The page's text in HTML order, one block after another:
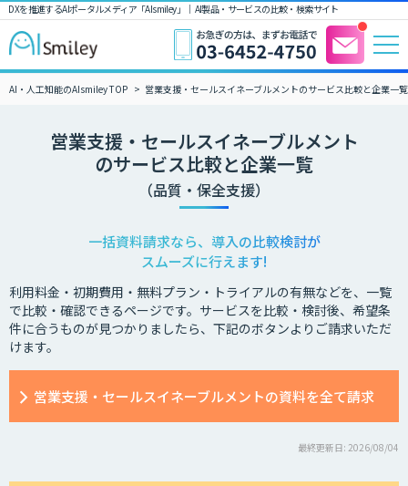
DXを推進するAIポータルメディア「AIsmiley」｜ AI製品・サービスの比較・検索サイト
AI・人工知能のAIsmiley TOP 営業支援・セールスイネーブルメントのサービス比較と企業一
営業支援・セールスイネーブルメント
のサービス比較と企業一覧
（品質・保全支援）
一括資料請求なら、導入の比較検討が
スムーズに行えます!
利用料金・初期費用・無料プラン・トライアルの有無などを、一覧
で比較・確認できるページです。サービスを比較・検討後、希望条
件に合うものが見つかりましたら、下記のボタンよりご請求いただ
けます。
営業支援・セールスイネーブルメントの資料を全て請求
最終更新日: 2026/08/04